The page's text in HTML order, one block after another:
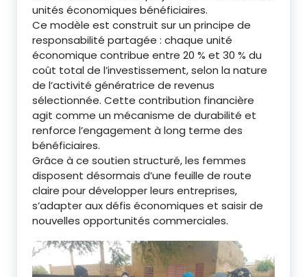
unités économiques bénéficiaires.
Ce modèle est construit sur un principe de
responsabilité partagée : chaque unité
économique contribue entre 20 % et 30 % du
coût total de l’investissement, selon la nature
de l’activité génératrice de revenus
sélectionnée. Cette contribution financière
agit comme un mécanisme de durabilité et
renforce l’engagement à long terme des
bénéficiaires.
Grâce à ce soutien structuré, les femmes
disposent désormais d’une feuille de route
claire pour développer leurs entreprises,
s’adapter aux défis économiques et saisir de
nouvelles opportunités commerciales.